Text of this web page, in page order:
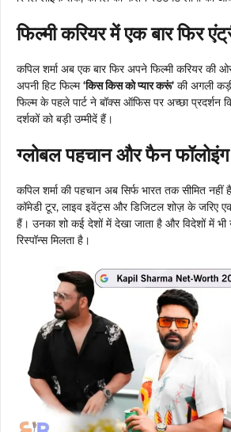
फिल्मी करियर में एक बार फिर
कपिल शर्मा अब एक बार फिर अपने फिल्मी करियर की
अपनी हिट फिल्म ‘किस किस को प्यार करूं’ की अगली
फिल्म के पहले पार्ट ने बॉक्स ऑफिस पर अच्छा प्रदर्शन
दर्शकों को बड़ी उम्मीदें हैं।
ग्लोबल पहचान और फैन फॉलोइंग
कपिल शर्मा की पहचान अब सिर्फ भारत तक सीमित नहीं
कॉमेडी टूर, लाइव इवेंट्स और डिजिटल शोज़ के जरिए
हैं। उनका शो कई देशों में देखा जाता है और विदेशों में
रिस्पॉन्स मिलता है।